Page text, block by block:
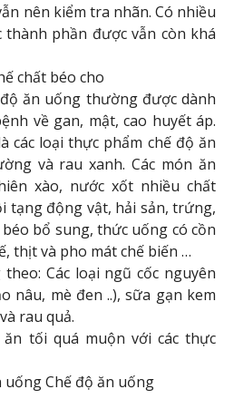
nên kiểm tra nhãn. Có nhiều
thành phần được vẫn còn khá
chất béo cho
ăn uống thường được dành
về gan, mật, cao huyết áp.
các loại thực phẩm chế độ ăn
và rau xanh. Các món ăn
xào, nước xốt nhiều chất
tạng động vật, hải sản, trứng,
béo bổ sung, thức uống có cồn
thịt và pho mát chế biến …
Các loại ngũ cốc nguyên
nâu, mè đen ..), sữa gạn kem
rau quả.
tối quá muộn với các thực
uống Chế độ ăn uống